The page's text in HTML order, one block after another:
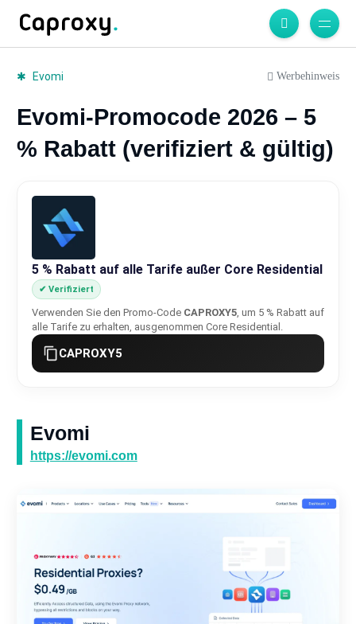
Evomi Werbehinweis
Evomi-Promocode 2026 – 5
% Rabatt (verifiziert & gültig)
5 % Rabatt auf alle Tarife außer Core Residential
✔ Verifiziert
Verwenden Sie den Promo-Code CAPROXY5, um 5 % Rabatt auf
alle Tarife zu erhalten, ausgenommen Core Residential.
CAPROXY5
Evomi
https://evomi.com